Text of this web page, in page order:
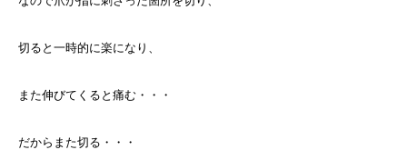
切ると一時的に楽になり、
また伸びてくると痛む・・・
だからまた切る・・・